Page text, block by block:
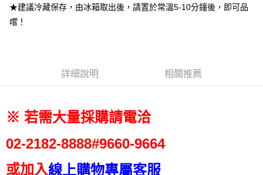
2.基於同意付款使用「大哥付你分期」之契約關係目的，商店將以您的個人
資料（包含姓名、電話或地址）提供予台灣大哥大進項蒐集、處理及利用，
後付繳納相關費用。
是否繳費成功／繳費後需取消欲退款等相關疑問，請聯繫「AFTEE先享後付
１．透過由恩沛科技股份有限公司提供之「AFTEE先享後付」服務完成之交
易，需依本服務之必要範圍內提供個人資料，並將交易相關給付款項請求債
https://aftee.tw/terms/#terms3
３．未成年的使用者請事先徵得法定代理人或監護人之同意方可使用
任。
時審查核予不同之上限額度；若仍有額度不足之情形，本公司將視審查結果
★建議冷藏保存，由冰箱取出後，請置於常溫5-10分鐘後，即可品
嚐！
詳細說明 相關推薦
※ 若需大量採購請電洽
02-2182-8888#9660-9664
或加入線上購物專屬客服